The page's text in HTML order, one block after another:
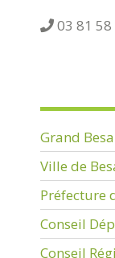
03 81 58
Grand
Ville de
Préfecture
Conseil
Conseil